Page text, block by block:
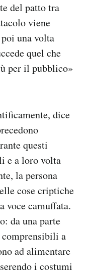
del patto tra
viene
una volta
quel che
per il pubblico»
dice
questi
e a loro volta
la persona
cose criptiche
voce camuffata.
da una parte
comprensibili a
ad alimentare
i costumi